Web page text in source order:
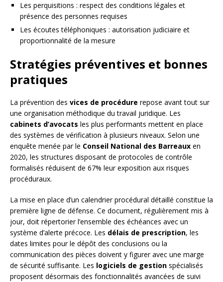
Les perquisitions : respect des conditions légales et
présence des personnes requises
Les écoutes téléphoniques : autorisation judiciaire et
proportionnalité de la mesure
Stratégies préventives et bonnes
pratiques
La prévention des vices de procédure repose avant tout sur
une organisation méthodique du travail juridique. Les
cabinets d’avocats les plus performants mettent en place
des systèmes de vérification à plusieurs niveaux. Selon une
enquête menée par le Conseil National des Barreaux en
2020, les structures disposant de protocoles de contrôle
formalisés réduisent de 67% leur exposition aux risques
procéduraux.
La mise en place d’un calendrier procédural détaillé constitue la
première ligne de défense. Ce document, régulièrement mis à
jour, doit répertorier l’ensemble des échéances avec un
système d’alerte précoce. Les délais de prescription, les
dates limites pour le dépôt des conclusions ou la
communication des pièces doivent y figurer avec une marge
de sécurité suffisante. Les logiciels de gestion spécialisés
proposent désormais des fonctionnalités avancées de suivi